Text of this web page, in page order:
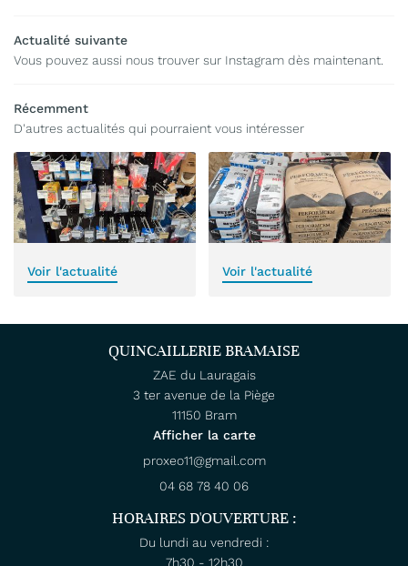
CONTACT
Actualité suivante
Vous pouvez aussi nous trouver sur Instagram dès maintenant.
Récemment
D'autres actualités qui pourraient vous intéresser
Voir l'actualité Voir l'actualité
QUINCAILLERIE BRAMAISE
ZAE du Lauragais
3 ter avenue de la Piège
11150 Bram
Afficher la carte
04 68 78 40 06
HORAIRES D'OUVERTURE :
Du lundi au vendredi :
7h30 - 12h30